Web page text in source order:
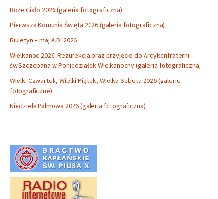
Boże Ciało 2026 (galeria fotograficzna)
Pierwsza Komunia Święta 2026 (galeria fotograficzna)
Biuletyn – maj A.D. 2026
Wielkanoc 2026: Rezurekcja oraz przyjęcie do Arcykonfraterni
św.Szczepana w Poniedziałek Wielkanocny (galeria fotograficzna)
Wielki Czwartek, Wielki Piątek, Wielka Sobota 2026 (galerie
fotograficzne)
Niedziela Palmowa 2026 (galeria fotograficzna)